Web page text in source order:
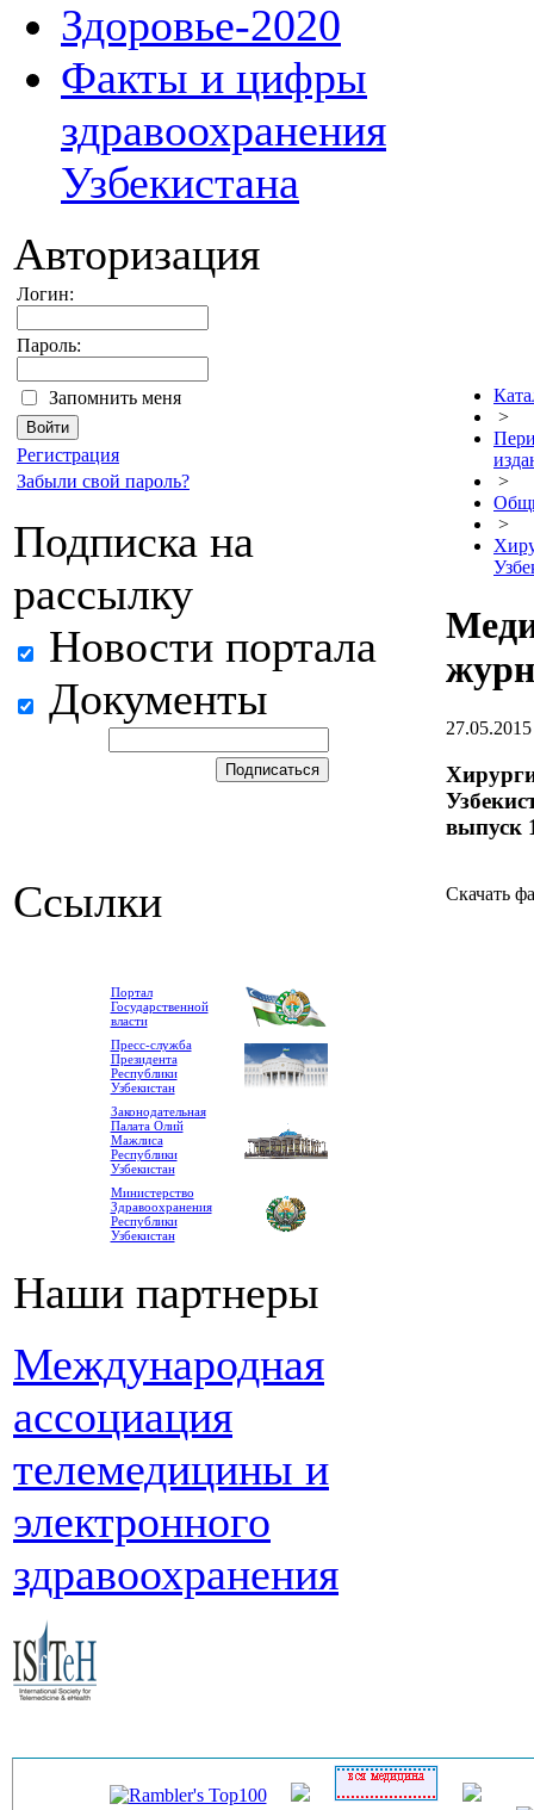
Здоровье-2020
Факты и цифры
здравоохранения
Узбекистана
Авторизация
Логин:
Пароль:
Запомнить меня
Регистрация
Забыли свой пароль?
Подписка на
рассылку
Новости портала
Документы
Ссылки
Портал
Государственной
власти
Пресс-служба
Президента
Республики
Узбекистан
Законодательная
Палата Олий
Мажлиса
Республики
Узбекистан
Министерство
Здравоохранения
Республики
Узбекистан
Наши партнеры
Международная
ассоциация
телемедицины и
электронного
здравоохранения
>
>
>
27.05.2015
выпуск
Скачать